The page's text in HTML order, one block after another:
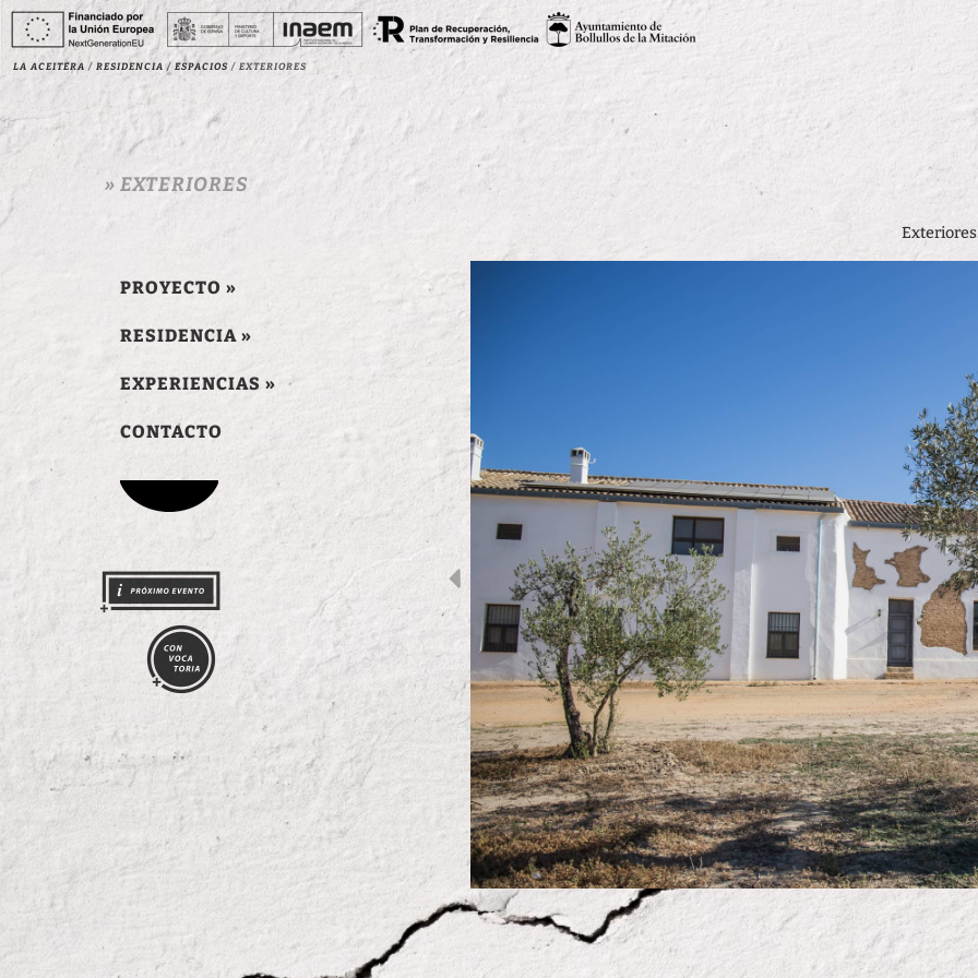
» EXTERIORES
PROYECTO »
RESIDENCIA »
EXPERIENCIAS »
CONTACTO
La Aceitera / Residencia / Espacios / Exteriores